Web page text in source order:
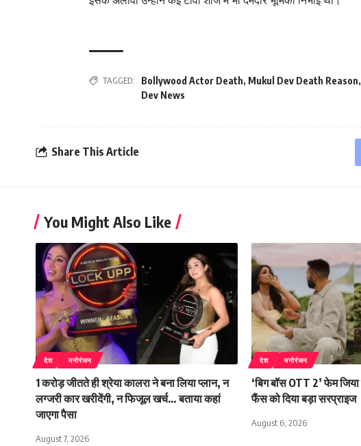
TAGGED: Bollywood Actor Death, Mukul Dev Death Reason,
Dev News
Share This Article
You Might Also Like
देश मनोरंजन
1 करोड़ जीतते ही श्रेया कालरा ने बना लिया प्लान, न
लग्जरी कार खरीदेंगी, न फिजूल खर्च… बताया कहां
जाएगा पैसा
August 7, 2026
देश मनोरंजन
‘बिग बॉस OTT 2’ फेम
फैंस को दिया बड़ा सरप्राइज
August 6, 2026